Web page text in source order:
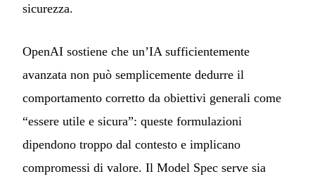
sicurezza.
OpenAI sostiene che un’IA sufficientemente
avanzata non può semplicemente dedurre il
comportamento corretto da obiettivi generali come
“essere utile e sicura”: queste formulazioni
dipendono troppo dal contesto e implicano
compromessi di valore. Il Model Spec serve sia